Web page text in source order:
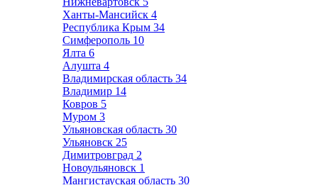
Ханты-Мансийск 4
Республика Крым 34
Симферополь 10
Ялта 6
Алушта 4
Владимирская область 34
Владимир 14
Ковров 5
Муром 3
Ульяновская область 30
Ульяновск 25
Димитровград 2
Новоульяновск 1
Мангистауская область 30